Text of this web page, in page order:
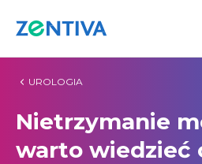
UROLOGIA
Nietrzymanie
warto wiedzieć